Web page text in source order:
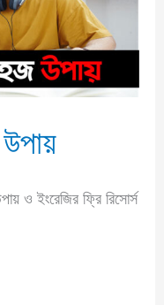
ও ইংরেজির ফ্রি রিসোর্স